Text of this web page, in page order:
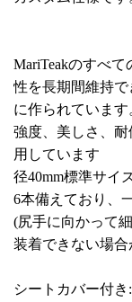
MariTeakのすべ
性を長期間維持
に作られています
強度、美しさ、
用しています
径40mm標準サイ
6本備えており、
(尻手に向かって
装着できない場
シートカバー付